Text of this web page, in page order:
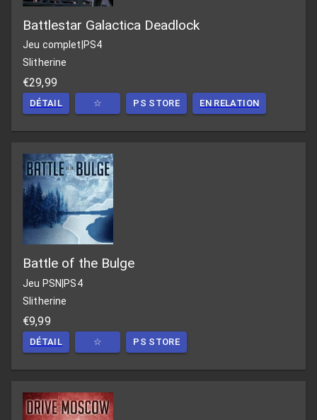
Battlestar Galactica Deadlock
Jeu complet PS4
Slitherine
€29,99
DÉTAIL ☆ PS STORE EN RELATION
Battle of the Bulge
Jeu PSN PS4
Slitherine
€9,99
DÉTAIL ☆ PS STORE